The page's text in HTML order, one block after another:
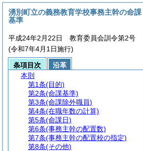
湧別町立の義務教育学校事務主幹の命課
基準
平成24年2月22日 教育委員会訓令第2号
(令和7年4月1日施行)
条項目次
沿革
本則
第1条(目的)
第2条(命課基準)
第3条(命課除外職員)
第4条(在職年数の計算)
第5条(命課日)
第6条(事務主幹の配置数)
第7条(事務主幹の配置校の指定)
第8条(その他)